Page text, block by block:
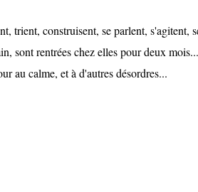
trient, construisent, se parlent, s'agitent,
sont rentrées chez elles pour deux
au calme, et à d'autres désordres...